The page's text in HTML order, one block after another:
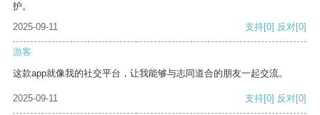
护。
2025-09-11
支持[0] 反对[0]
游客
这款app就像我的社交平台，让我能够与志同道合的朋友一起交流。
2025-09-11 支持[0] 反对[0]